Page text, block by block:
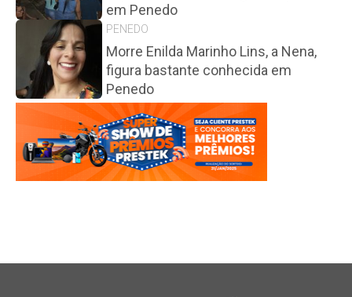
em Penedo
PENEDO
Morre Enilda Marinho Lins, a Nena,
figura bastante conhecida em
Penedo